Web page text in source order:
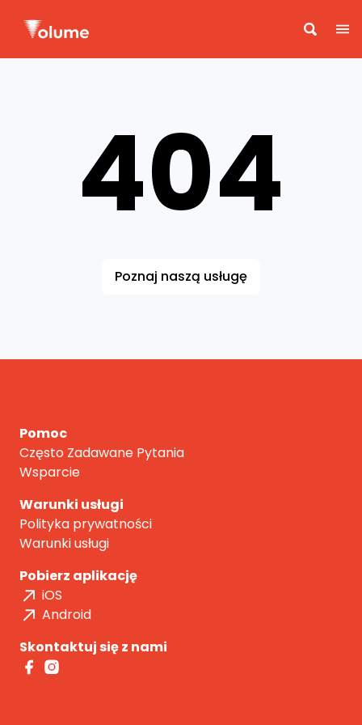
404
Poznaj naszą usługę
Pomoc
Często Zadawane Pytania
Wsparcie
Warunki usługi
Polityka prywatności
Warunki usługi
Pobierz aplikację
iOS
Android
Skontaktuj się z nami